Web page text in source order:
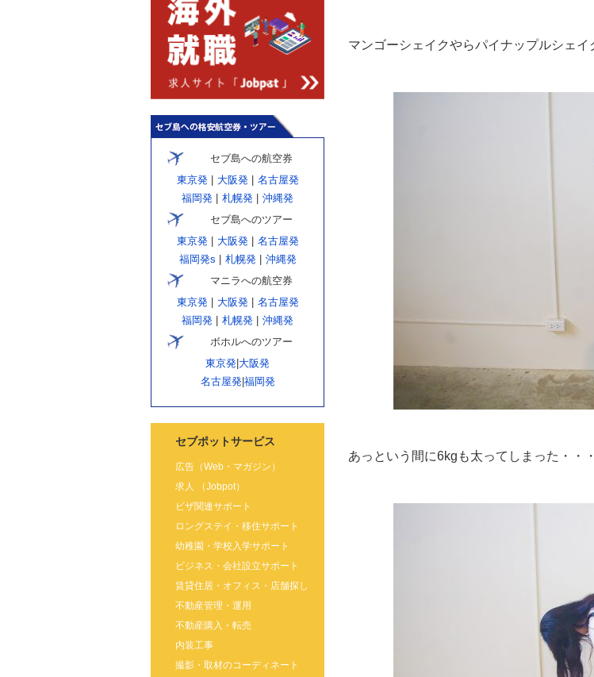
マンゴーシェイクやらパイナップルシェ
あっという間に6kgも太ってしまった・・・
セブ島への航空券
東京発| 大阪発| 名古屋発
福岡発
札幌発
沖縄発
セブ島へのツアー
東京発| 大阪発| 名古屋発
福岡発s
札幌発| 沖縄発
マニラへの航空券
東京発| 大阪発| 名古屋発
福岡発
札幌発
沖縄発
ボホルへのツアー
東京発 大阪発
名古屋発| 福岡発
セブポットサービス
広告（Web・マガジン）
求人 （Jobpot）
ビザ関連サポート
ロングステイ・移住サポート
幼稚園・学校入学サポート
ビジネス・会社設立サポート
賃貸住居・オフィス・店舗探し
不動産管理・運用
不動産購入・転売
内装工事
撮影・取材のコーディネート